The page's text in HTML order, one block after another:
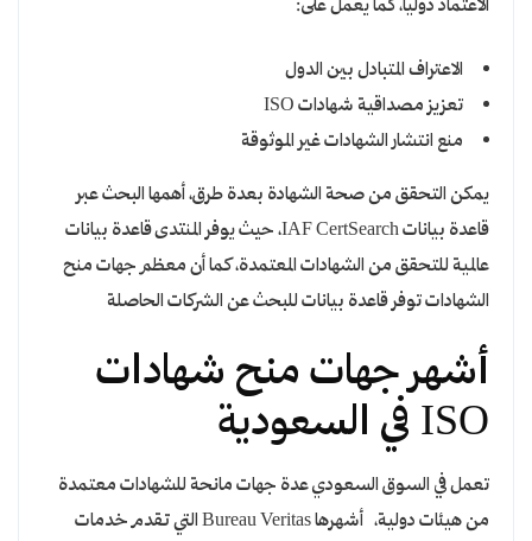
الاعتماد دوليا، كما يعمل على:
الاعتراف المتبادل بين الدول
تعزيز مصداقية شهادات ISO
منع انتشار الشهادات غير الموثوقة
يمكن التحقق من صحة الشهادة بعدة طرق، أهمها البحث عبر
قاعدة بيانات IAF CertSearch، حيث يوفر المنتدى قاعدة بيانات
عالمية للتحقق من الشهادات المعتمدة، كما أن معظم جهات منح
الشهادات توفر قاعدة بيانات للبحث عن الشركات الحاصلة
أشهر جهات منح شهادات
ISO في السعودية
تعمل في السوق السعودي عدة جهات مانحة للشهادات معتمدة
من هيئات دولية، أشهرها Bureau Veritas التي تقدم خدمات